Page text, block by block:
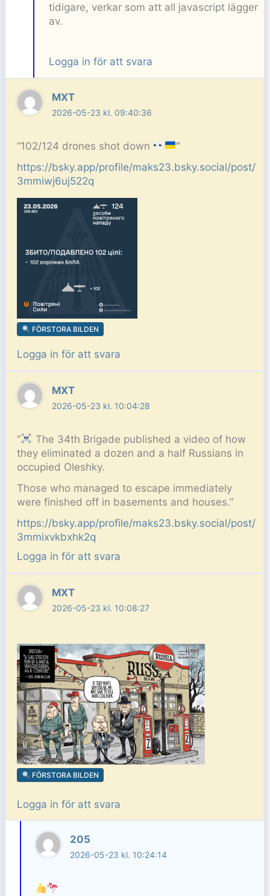
tidigare, verkar som att all javascript lägger
av.
Logga in för att svara
MXT
2026-05-23 kl. 09:40:36
”102/124 drones shot down
”
https://bsky.app/profile/maks23.bsky.social/post/
3mmiwj6uj522q
FÖRSTORA BILDEN
Logga in för att svara
MXT
2026-05-23 kl. 10:04:28
”
The 34th Brigade published a video of how
they eliminated a dozen and a half Russians in
occupied Oleshky.
Those who managed to escape immediately
were finished off in basements and houses.”
https://bsky.app/profile/maks23.bsky.social/post/
3mmixvkbxhk2q
Logga in för att svara
MXT
2026-05-23 kl. 10:08:27
FÖRSTORA BILDEN
Logga in för att svara
205
2026-05-23 kl. 10:24:14